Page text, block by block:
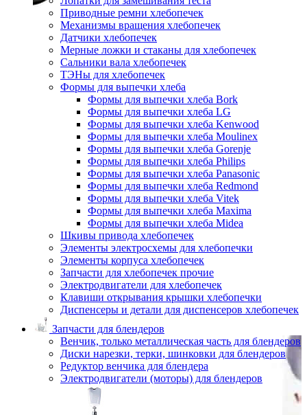
Приводные ремни хлебопечек
Механизмы вращения хлебопечек
Датчики хлебопечек
Мерные ложки и стаканы для хлебопечек
Сальники вала хлебопечек
ТЭНы для хлебопечек
Формы для выпечки хлеба
Формы для выпечки хлеба Bork
Формы для выпечки хлеба LG
Формы для выпечки хлеба Kenwood
Формы для выпечки хлеба Moulinex
Формы для выпечки хлеба Gorenje
Формы для выпечки хлеба Philips
Формы для выпечки хлеба Panasonic
Формы для выпечки хлеба Redmond
Формы для выпечки хлеба Vitek
Формы для выпечки хлеба Maxima
Формы для выпечки хлеба Midea
Шкивы привода хлебопечек
Элементы электросхемы для хлебопечки
Элементы корпуса хлебопечек
Запчасти для хлебопечек прочие
Электродвигатели для хлебопечек
Клавиши открывания крышки хлебопечки
Диспенсеры и детали для диспенсеров хлебопечек
Запчасти для блендеров
Венчик, только металлическая часть для блендеров
Диски нарезки, терки, шинковки для блендеров
Редуктор венчика для блендера
Электродвигатели (моторы) для блендеров